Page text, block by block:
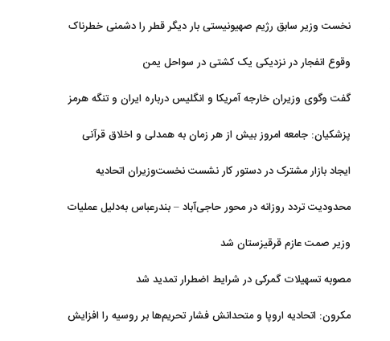
نخست وزیر سابق رژیم صهیونیستی بار دیگر قطر را دشمنی خطرناک
وقوع انفجار در نزدیکی یک کشتی در سواحل یمن
گفت وگوی وزیران خارجه آمریکا و انگلیس درباره ایران و تنگه هرمز
پزشکیان: جامعه امروز بیش از هر زمان به همدلی و اخلاق قرآنی
ایجاد بازار مشترک در دستور کار نشست نخست‌وزیران اتحادیه
محدودیت تردد روزانه در محور حاجی‌آباد – بندرعباس به‌دلیل عملیات
وزیر صمت عازم قرقیزستان شد
مصوبه تسهیلات گمرکی در شرایط اضطرار تمدید شد
مکرون: اتحادیه اروپا و متحدانش فشار تحریم‌ها بر روسیه را افزایش